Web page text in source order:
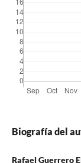
Biografía del
Rafael Guerrero